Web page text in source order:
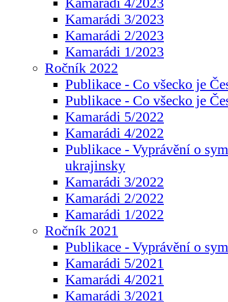
Kamarádi 3/2023
Kamarádi 2/2023
Kamarádi 1/2023
Ročník 2022
Publikace - Co všecko je
Publikace - Co všecko je
Kamarádi 5/2022
Kamarádi 4/2022
Publikace - Vyprávění o
ukrajinsky
Kamarádi 3/2022
Kamarádi 2/2022
Kamarádi 1/2022
Ročník 2021
Publikace - Vyprávění o
Kamarádi 5/2021
Kamarádi 4/2021
Kamarádi 3/2021